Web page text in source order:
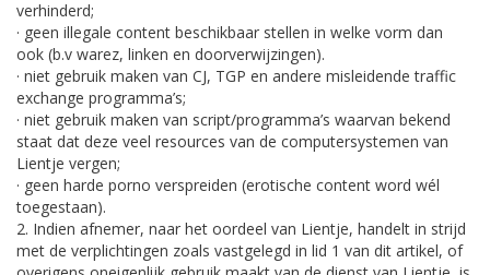
verhinderd;
· geen illegale content beschikbaar stellen in welke vorm dan
ook (b.v warez, linken en doorverwijzingen).
· niet gebruik maken van CJ, TGP en andere misleidende traffic
exchange programma’s;
· niet gebruik maken van script/programma’s waarvan bekend
staat dat deze veel resources van de computersystemen van
Lientje vergen;
· geen harde porno verspreiden (erotische content word wél
toegestaan).
2. Indien afnemer, naar het oordeel van Lientje, handelt in strijd
met de verplichtingen zoals vastgelegd in lid 1 van dit artikel, of